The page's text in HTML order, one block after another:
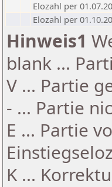
Elozahl per
Elozahl per
Hinweis1
blank ...
V ... Partie
- ... Partie
E ... Partie
K ...